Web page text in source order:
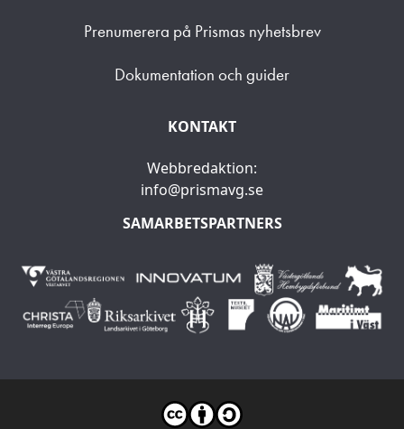
Prenumerera på Prismas nyhetsbrev
Dokumentation och guider
KONTAKT
Webbredaktion:
info@prismavg.se
SAMARBETSPARTNERS